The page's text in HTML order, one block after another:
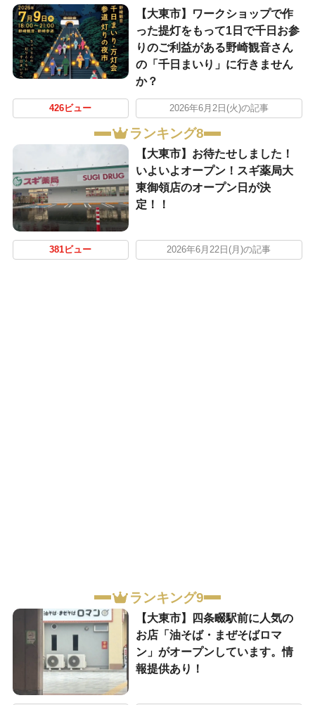
【大東市】ワークショップで作
った提灯をもって1日で千日お参
りのご利益がある野崎観音さん
の「千日まいり」に行きません
か？
426ビュー 2026年6月2日(火)の記事
ランキング8
【大東市】お待たせしました！
いよいよオープン！スギ薬局大
東御領店のオープン日が決
定！！
381ビュー 2026年6月22日(月)の記事
ランキング9
【大東市】四条畷駅前に人気の
お店「油そば・まぜそばロマ
ン」がオープンしています。情
報提供あり！